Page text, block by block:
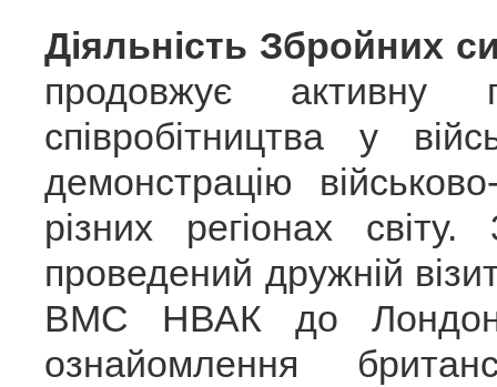
Діяльність Збройних
продовжує активну
співробітництва у
демонстрацію
різних регіонах
проведений дружній
ВМС НВАК до
ознайомлення